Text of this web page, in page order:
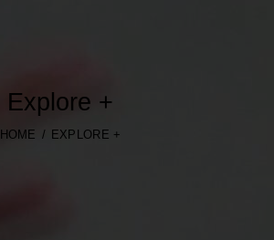
Explore +
HOME EXPLORE +